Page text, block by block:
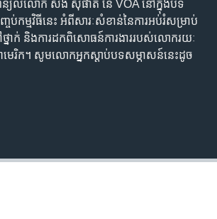
យល់​​លោក សឹង សុផាត នៃ VOA នៅ​ក្នុង​បទ​
កម្មវិធី​នេះ អំពី​សារៈសំខាន់​នៃ​ការ​អប់រំ​សម្រាប់​
នាក់ និង​ការ​ដក​ពិសោធន៍​ការងារ​​របស់​លោក​រយៈ​
េរិក។ សូម​លោក​អ្នក​ស្តាប់​​បទសម្ភាសន៍​​នេះដូច​